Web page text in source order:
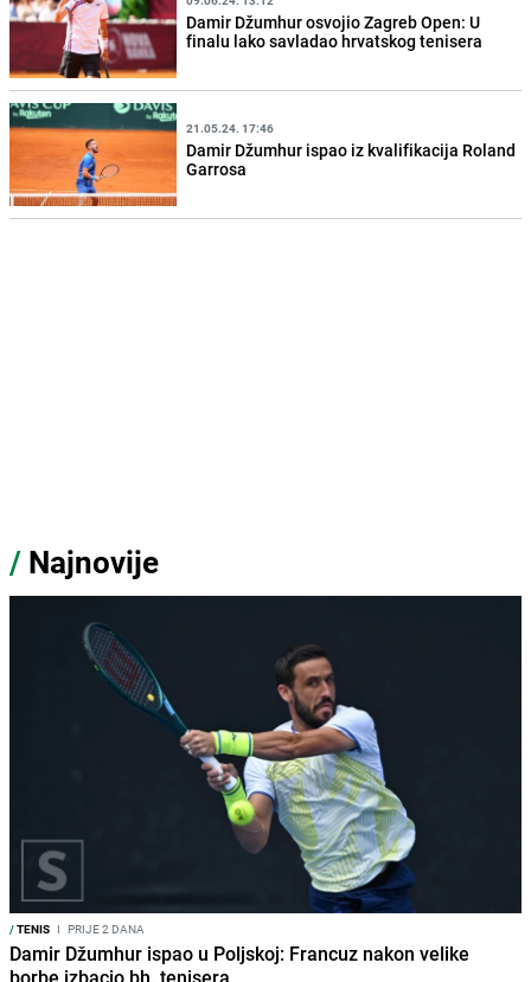
Damir Džumhur osvojio Zagreb Open: U
finalu lako savladao hrvatskog tenisera
21.05.24. 17:46
Damir Džumhur ispao iz kvalifikacija Roland
Garrosa
/ Najnovije
/TENIS I PRIJE 2 DANA
Damir Džumhur ispao u Poljskoj: Francuz nakon velike
borbe izbacio bh. tenisera